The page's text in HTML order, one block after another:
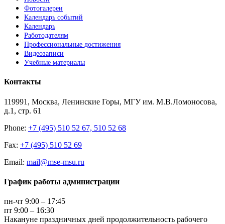
Фотогалереи
Календарь событий
Календарь
Работодателям
Профессиональные достижения
Видеозаписи
Учебные материалы
Контакты
119991, Москва, Ленинские Горы, МГУ им. М.В.Ломоносова,
д.1, стр. 61
Phone: +7 (495) 510 52 67, 510 52 68
Fax: +7 (495) 510 52 69
Email: mail@mse-msu.ru
График работы администрации
пн-чт 9:00 – 17:45
пт 9:00 – 16:30
Накануне праздничных дней продолжительность рабочего